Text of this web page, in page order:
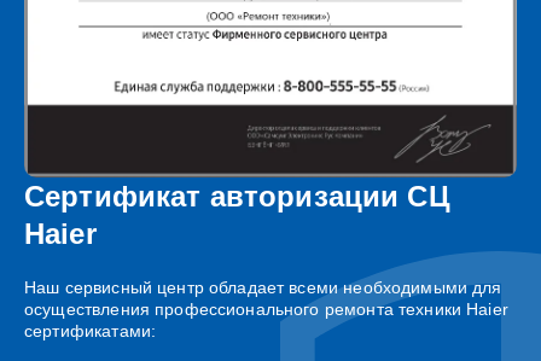
Сертификат авторизации СЦ
Haier
Наш сервисный центр обладает всеми необходимыми для
осуществления профессионального ремонта техники Haier
сертификатами: